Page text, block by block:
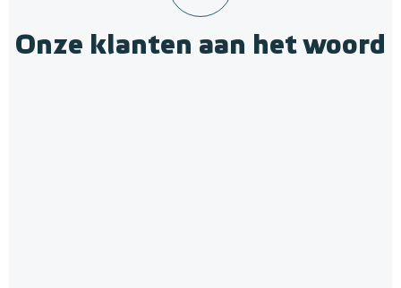
Onze klanten aan het woord